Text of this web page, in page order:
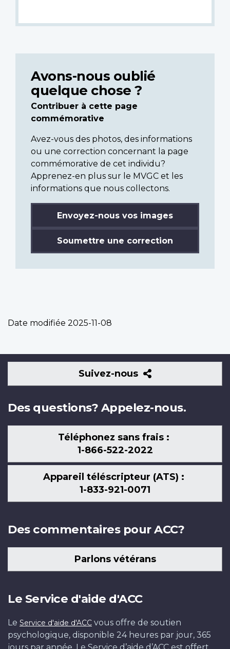
Avons-nous oublié
quelque chose ?
Contribuer à cette page
commémorative
Avez-vous des photos, des informations
ou une correction concernant la page
commémorative de cet individu?
Apprenez-en plus sur le MVGC et les
informations que nous collectons.
Envoyez-nous vos images
Soumettre une correction
Date modifiée 2025-11-08
Suivez-nous
Suivez-
nous
Des questions? Appelez-nous.
Téléphonez sans frais :
1-866-522-2022
Appareil téléscripteur (ATS) :
1-833-921-0071
Des commentaires pour ACC?
Parlons vétérans
Le Service d'aide d'ACC
Le Service d'aide d'ACC vous offre de soutien
psychologique, disponible 24 heures par jour, 365
jours par année. Le Service d’aide d’ACC est offert